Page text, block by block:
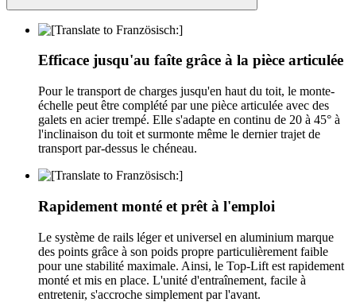
Efficace jusqu'au faîte grâce à la pièce articulée
Pour le transport de charges jusqu'en haut du toit, le monte-
échelle peut être complété par une pièce articulée avec des
galets en acier trempé. Elle s'adapte en continu de 20 à 45° à
l'inclinaison du toit et surmonte même le dernier trajet de
transport par-dessus le chéneau.
Rapidement monté et prêt à l'emploi
Le système de rails léger et universel en aluminium marque
des points grâce à son poids propre particulièrement faible
pour une stabilité maximale. Ainsi, le Top-Lift est rapidement
monté et mis en place. L'unité d'entraînement, facile à
entretenir, s'accroche simplement par l'avant.